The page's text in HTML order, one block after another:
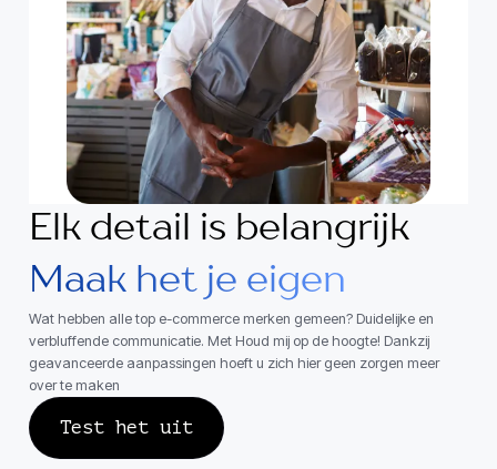
Elk detail is belangrijk
Maak het je eigen
Wat hebben alle top e-commerce merken gemeen? Duidelijke en
verbluffende communicatie. Met Houd mij op de hoogte! Dankzij
geavanceerde aanpassingen hoeft u zich hier geen zorgen meer
over te maken
Test het uit